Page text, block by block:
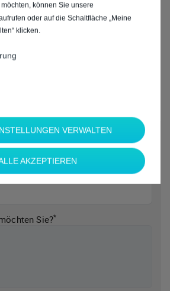
Sie?*
Sie?*
können Sie unsere
oder auf die Schaltfläche „Meine
klicken.
VERWALTEN
AKZEPTIEREN